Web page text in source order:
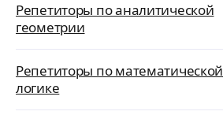
Репетиторы по аналитической
геометрии
Репетиторы по математической
логике